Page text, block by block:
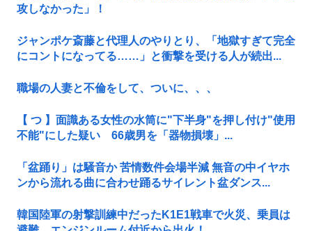
攻しなかった」！
ジャンポケ斎藤と代理人のやりとり、「地獄すぎて完全
にコントになってる……」と衝撃を受ける人が続出...
職場の人妻と不倫をして、ついに、、、
【 つ 】面識ある女性の水筒に"下半身"を押し付け"使用
不能"にした疑い 66歳男を「器物損壊」...
「盆踊り」は騒音か 苦情数件会場半減 無音の中イヤホ
ンから流れる曲に合わせ踊るサイレント盆ダンス...
韓国陸軍の射撃訓練中だったK1E1戦車で火災、乗員は